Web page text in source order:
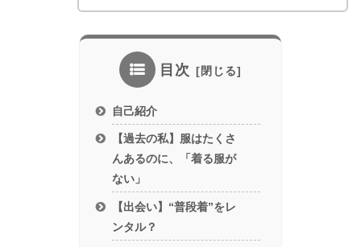
目次
自己紹介
【過去の私】服はたくさ
んあるのに、「着る服が
ない」
【出会い】“普段着”をレ
ンタル？